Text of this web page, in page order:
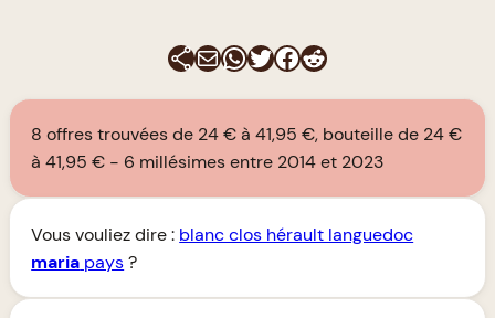
E-mailWhatsApp
Twitter
Facebook
Reddit
8 offres trouvées de 24 € à 41,95 €, bouteille de 24 €
à 41,95 €
6 millésimes entre 2014 et 2023
Vous vouliez dire : blanc clos hérault languedoc
maria pays?